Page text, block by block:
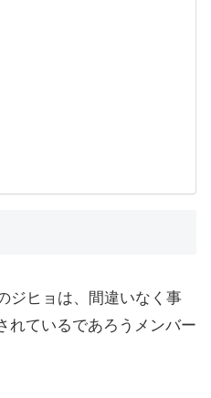
ジヒョは、間違いなく事
れているであろうメンバー